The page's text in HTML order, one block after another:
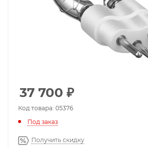
37 700 ₽
Код товара: 05376
Под заказ
Получить скидку